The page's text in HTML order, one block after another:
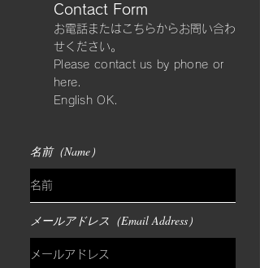
Contact Form
​お電話またはこちらからお問い合わ
せください。
Please contact us by phone or
here.
​English OK.
名前（Name）
メールアドレス（Email Address）